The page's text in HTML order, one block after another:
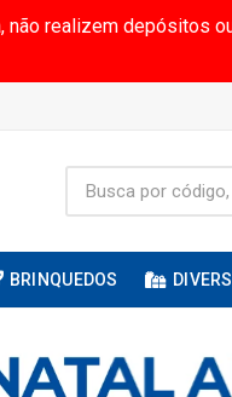
não realizem depósitos
BRINQUEDOS